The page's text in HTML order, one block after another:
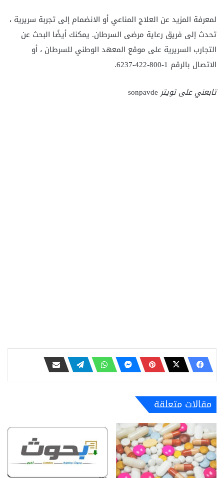
لمعرفة المزيد عن العلاج المناعي أو الانضمام إلى تجربة سريرية ،
تحدث إلى فريق رعاية مرضى السرطان. يمكنك أيضًا البحث عن
التجارب السريرية على موقع المعهد الوطني للسرطان ، أو
الاتصال بالرقم 1-800-422-6237.
تابعني على تويترsonpavde
مقالات متعلقة